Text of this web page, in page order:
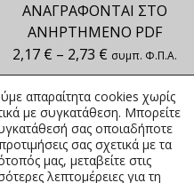
ΑΝΑΓΡΑΦΟΝΤΑΙ ΣΤΟ
ΑΝΗΡΤΗΜΕΝΟ PDF
2,17 € – 2,73 € συμπ. Φ.Π.Α.
4
απαραίτητα cookies χωρίς
με συγκατάθεση. Μπορείτε
σας οποιαδήποτε
σας σχετικά με τα
μας, μεταβείτε στις
λεπτομέρειες για τη